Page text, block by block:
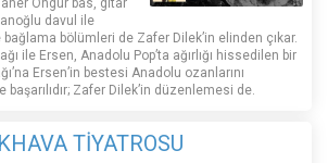
davul ile
bölümleri de Zafer Dilek’in elinden çıkar.
ile Ersen, Anadolu Pop’ta ağırlığı hissedilen bir
Ersen’in bestesi Anadolu ozanlarını
Zafer Dilek’in düzenlemesi de.
TİYATROSU